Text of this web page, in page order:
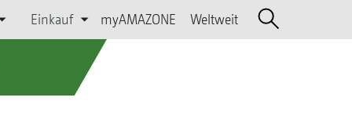
Einkauf myAMAZONE Weltweit